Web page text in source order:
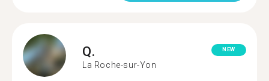
Q.
La Roche-sur-Yon
NEW